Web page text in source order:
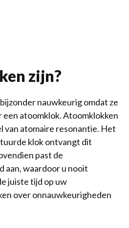
zijn?
nauwkeurig omdat ze
atoomklok. Atoomklokken
van atomaire resonantie. Het
klok ontvangt dit
past de
aan, waardoor u nooit
juiste tijd op uw
over onnauwkeurigheden